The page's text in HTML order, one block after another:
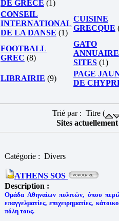
DE GRECE (1)
CONSEIL
INTERNATIONAL
DE LA DANSE (1)
CUISINE
GRECQUE
FOOTBALL
GREC (8)
GATO
ANNUAIRE
SITES (1)
LIBRAIRIE (9)
PAGE
DE
Trié par : Titre (
Sites
Catégorie : Divers
ATHENS SOS
Description :
Ομάδα Αθηναίων πολιτών, όπου
επαγγελματίες, επιχειρηματίες,
πόλη τους.